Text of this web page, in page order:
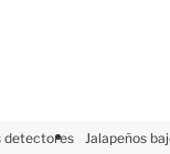
detectores Jalapeños